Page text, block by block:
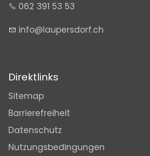
062 391 53 53
nf
l p rsd rf ch
Direktlinks
Sitemap
Barrierefreiheit
Datenschutz
Nutzungsbedingungen